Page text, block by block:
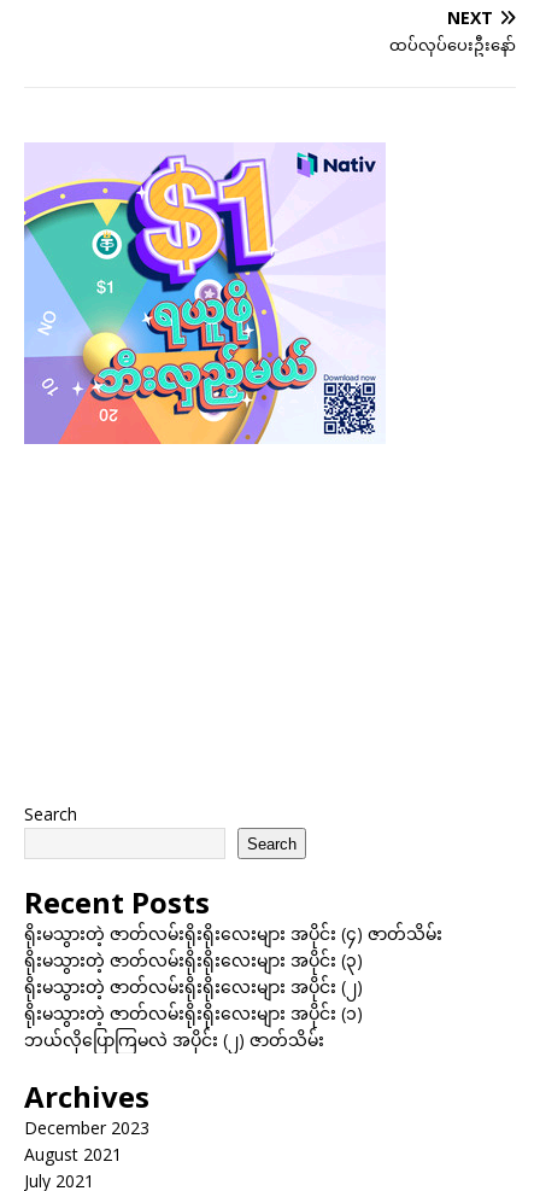
NEXT
ထပ်လုပ်ပေးဦးနော်
Search
Search
Recent Posts
ရိုးမသွားတဲ့ ဇာတ်လမ်းရိုးရိုးလေးများ အပိုင်း (၄) ဇာတ်သိမ်း
ရိုးမသွားတဲ့ ဇာတ်လမ်းရိုးရိုးလေးများ အပိုင်း (၃)
ရိုးမသွားတဲ့ ဇာတ်လမ်းရိုးရိုးလေးများ အပိုင်း (၂)
ရိုးမသွားတဲ့ ဇာတ်လမ်းရိုးရိုးလေးများ အပိုင်း (၁)
ဘယ်လိုပြောကြမလဲ အပိုင်း (၂) ဇာတ်သိမ်း
Archives
December 2023
August 2021
July 2021